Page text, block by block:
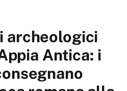
archeologici
Antica: i